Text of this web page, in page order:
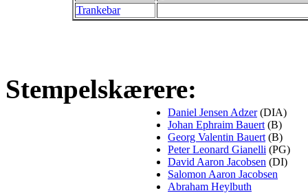
Trankebar
Stempelskærere:
Daniel Jensen Adzer(DIA)
Johan Ephraim Bauert (B)
Georg Valentin Bauert (B)
Peter Leonard Gianelli (PG)
David Aaron Jacobsen (DI)
Salomon Aaron Jacobsen
Abraham Heylbuth